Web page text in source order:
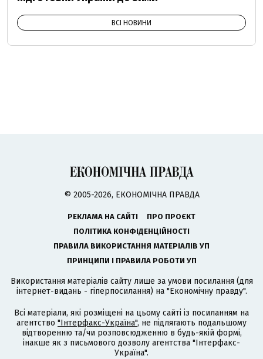
ВСІ НОВИНИ
© 2005-2026, ЕКОНОМІЧНА ПРАВДА
РЕКЛАМА НА САЙТІ
ПРО ПРОЄКТ
ПОЛІТИКА КОНФІДЕНЦІЙНОСТІ
ПРАВИЛА ВИКОРИСТАННЯ МАТЕРІАЛІВ УП
ПРИНЦИПИ І ПРАВИЛА РОБОТИ УП
Використання матеріалів сайту лише за умови посилання (для
інтернет-видань - гіперпосилання) на "Економічну правду".
Всі матеріали, які розміщені на цьому сайті із посиланням на
агентство "Інтерфакс-Україна", не підлягають подальшому
відтворенню та/чи розповсюдженню в будь-якій формі,
інакше як з письмового дозволу агентства "Інтерфакс-
Україна".